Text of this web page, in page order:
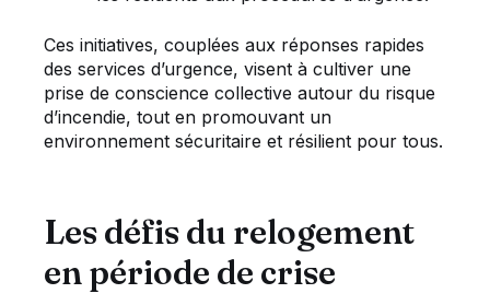
Ces initiatives, couplées aux réponses rapides
des services d’urgence, visent à cultiver une
prise de conscience collective autour du risque
d’incendie, tout en promouvant un
environnement sécuritaire et résilient pour tous.
Les défis du relogement
en période de crise